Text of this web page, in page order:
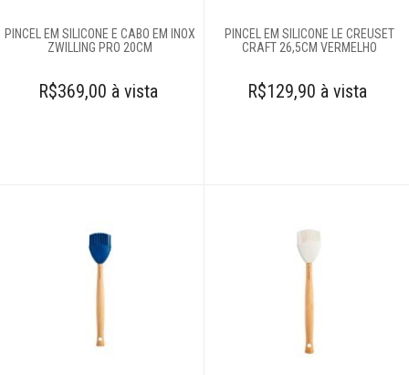
formas
Balanças
Batedores de
Colheres para
servir
Conchas
Cozi-vapore
Descascadores
PINCEL EM SILICONE E CABO EM INOX
ZWILLING PRO 20CM
R$369,00 à vista
PINCEL EM SILICONE LE CREUSET
CRAFT 26,5CM VERMELHO
R$129,90 à vista